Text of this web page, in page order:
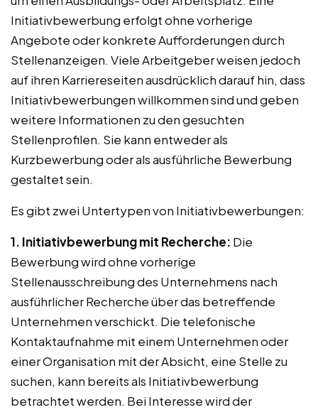
Initiativbewerbung erfolgt ohne vorherige
Angebote oder konkrete Aufforderungen durch
Stellenanzeigen. Viele Arbeitgeber weisen jedoch
auf ihren Karriereseiten ausdrücklich darauf hin, dass
Initiativbewerbungen willkommen sind und geben
weitere Informationen zu den gesuchten
Stellenprofilen. Sie kann entweder als
Kurzbewerbung oder als ausführliche Bewerbung
gestaltet sein.
Es gibt zwei Untertypen von Initiativbewerbungen:
1. Initiativbewerbung mit Recherche: Die
Bewerbung wird ohne vorherige
Stellenausschreibung des Unternehmens nach
ausführlicher Recherche über das betreffende
Unternehmen verschickt. Die telefonische
Kontaktaufnahme mit einem Unternehmen oder
einer Organisation mit der Absicht, eine Stelle zu
suchen, kann bereits als Initiativbewerbung
betrachtet werden. Bei Interesse wird der